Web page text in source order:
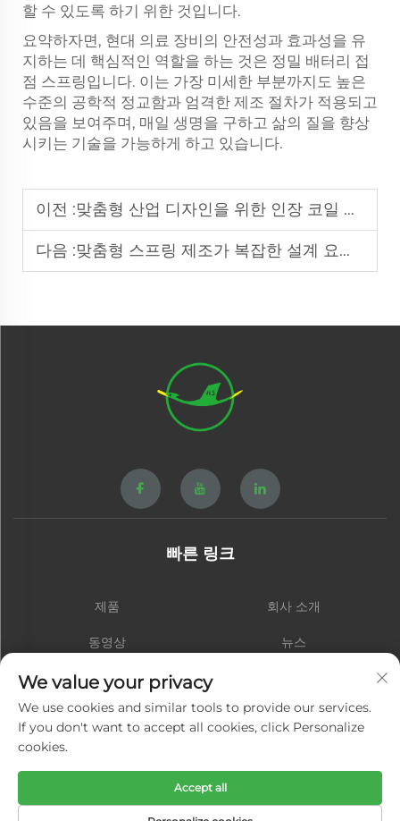
할 수 있도록 하기 위한 것입니다.
요약하자면, 현대 의료 장비의 안전성과 효과성을 유
지하는 데 핵심적인 역할을 하는 것은 정밀 배터리 접
점 스프링입니다. 이는 가장 미세한 부분까지도 높은
수준의 공학적 정교함과 엄격한 제조 절차가 적용되고
있음을 보여주며, 매일 생명을 구하고 삶의 질을 향상
시키는 기술을 가능하게 하고 있습니다.
이전 :맞춤형 산업 디자인을 위한 인장 코일 스프링 제조
다음 :맞춤형 스프링 제조가 복잡한 설계 요구사항을 충족시키는 방법
빠른 링크
제품 회사 소개
동영상 뉴스
연락처
We value your privacy
We use cookies and similar tools to provide our services.
If you don't want to accept all cookies, click Personalize
cookies.
Accept all